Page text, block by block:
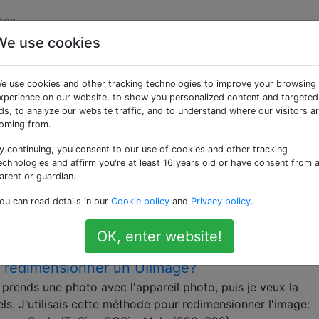
«uiimage»
Touch sur iOS. Il est disponible dans iOS 2.0 et
d'image à partir d'une URL sur Swift
partir d'une URL dans mon application, j'ai donc d'abord
cependant, avec Swift, j'ai une erreur de compilation:
utilisez la construction d'objet 'UIImage (data :)' Ma
: UIImageView override func …
un UIImage?
une photo avec l'appareil photo, puis je veux la
J'utilisais cette méthode pour redimensionner l'image:
use cookies
use cookies and other tracking technologies to improve your browsing
on our website, to show you personalized content and targeted
to analyze our website traffic, and to understand where our visitors
from.
continuing, you consent to our use of cookies and other tracking
and affirm you're at least 16 years old or have consent from a
or guardian.
can read details in our Cookie policy and Privacy policy.
OK, enter website!